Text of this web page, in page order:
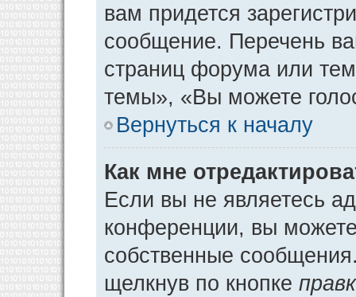
вам придется
сообщение. Перечень
страниц форума или
темы», «Вы можете
Вернуться к началу
Как мне
Если вы не являетесь
конференции, вы можете
собственные
щелкнув по кнопке